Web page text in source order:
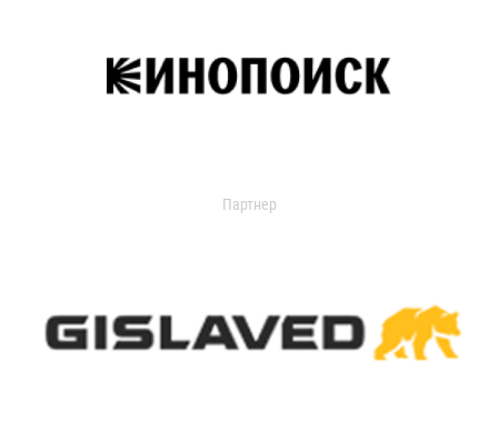
Партнер